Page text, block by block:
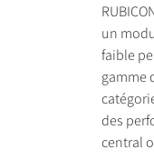
un
faible
gamme
des
central